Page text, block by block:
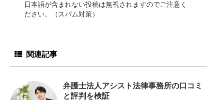
日本語が含まれない投稿は無視されますのでご注意く
ださい。（スパム対策）
関連記事
弁護士法人アシスト法律事務所の口コミ
と評判を検証